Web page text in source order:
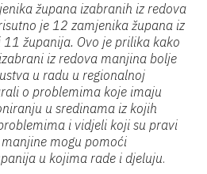
župana izabranih iz redova
je 12 zamjenika župana iz
županija. Ovo je prilika kako
iz redova manjina bolje
u radu u regionalnoj
o problemima koje imaju
u sredinama iz kojih
i vidjeli koji su pravi
mogu pomoći
u kojima rade i djeluju.